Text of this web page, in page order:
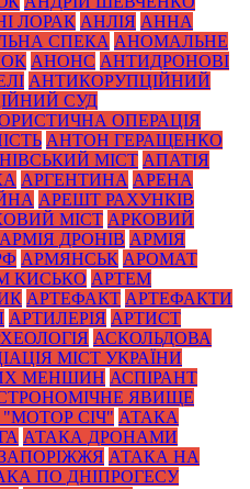
ЛОРАК АНЛІЯ АННА
СПЕКА АНОМАЛЬНЕ
АНОНС АНТИДРОНОВІ
АНТИКОРУПЦІЙНИЙ
СУД
ОПЕРАЦІЯ
АНТОН ГЕРАЩЕНКО
МІСТ АПАТІЯ
АРГЕНТИНА АРЕНА
АРЕШТ РАХУНКІВ
МІСТ АРКОВИЙ
АРМІЯ ДРОНІВ АРМІЯ
АРМЯНСЬК АРОМАТ
КИСЬКО АРТЕМ
АРТЕФАКТ АРТЕФАКТИ
АРТИЛЕРІЯ АРТИСТ
АСКОЛЬДОВА
МІСТ УКРАЇНИ
МЕНШИН АСПІРАНТ
ЯВИЩЕ
"МОТОР СІЧ" АТАКА
АТАКА ДРОНАМИ
АТАКА НА
ПО ДНІПРОГЕСУ